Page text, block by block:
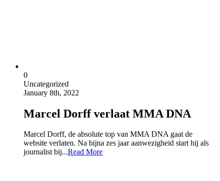
0
Uncategorized
January 8th, 2022
Marcel Dorff verlaat MMA DNA
Marcel Dorff, de absolute top van MMA DNA gaat de
website verlaten. Na bijna zes jaar aanwezigheid start hij als
journalist bij...Read More